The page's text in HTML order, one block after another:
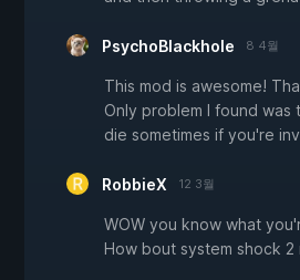
PsychoBlackhole 8 4월
This mod is awesome!
Only problem I found was
die sometimes if you're
RobbieX 12 3월
WOW you know what
How bout system shock 2